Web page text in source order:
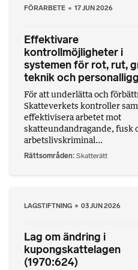
FÖRARBETE 17 JUN 2026
Effektivare
kontrollmöjligheter i
systemen för rot, rut,
teknik och
För att underlätta och
Skatteverkets kontroller
effektivisera arbetet mot
skatteundandragande, fusk
arbetslivskriminal...
Rättsområden Skatterätt
LAGSTIFTNING 03 JUN 2026
Lag om ändring i
kupongskattelagen
(1970:624)